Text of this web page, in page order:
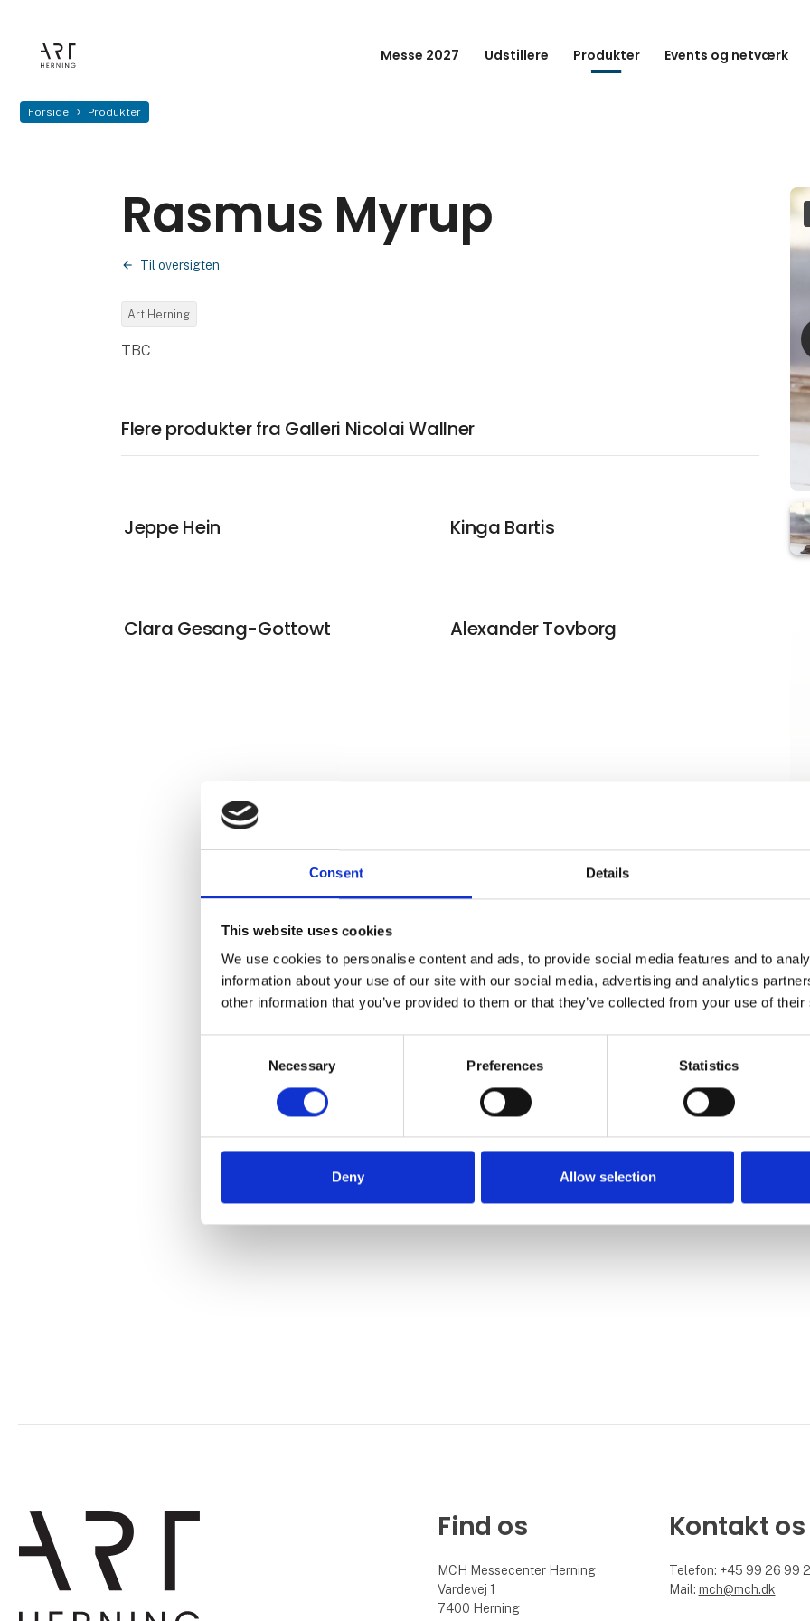
Consent Details
This website uses cookies
We use cookies to personalise content and ads, to provide social media features and to
information about your use of our site with our social media, advertising and analytics
other information that you’ve provided to them or that they’ve collected from your use of
Necessary Preferences Statistics
Deny Allow selection
Messe 2027 Udstillere Produkter Events og netværk
Forside Produkter
Rasmus Myrup
Til oversigten
Art Herning
TBC
Flere produkter fra Galleri Nicolai Wallner
Jeppe Hein Kinga Bartis
Clara Gesang-Gottowt Alexander Tovborg
Find os
MCH Messecenter Herning
Vardevej 1
7400 Herning
Kontakt os
Telefon: +45 99 26 99
Mail: mch@mch.dk